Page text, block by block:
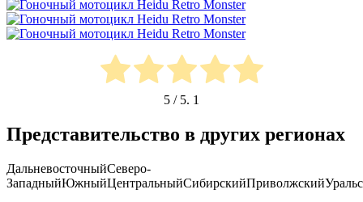
5 / 5. 1
Представительство в других регионах
ДальневосточныйСеверо-
ЗападныйЮжныйЦентральныйСибирскийПриволжский